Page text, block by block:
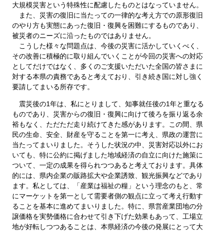
大規模災害という特殊性に配慮したものとはなっていません。
また、災害の復旧に当たっての一律的な考え方での原形復旧
のやり方も実態にあった復旧・復興を困難にするものであり、
被災者のニーズに沿ったものではありません。
こうした様々な問題点は、今後の災害に活かしていくべく、
その改善に積極的に取り組んでいくことが今回の災害への対応
としてだけではなく、多くのご支援いただいた全国の皆さまに
対する本県の責務であると考えており、引き続き国に対し強く
要請してまいる所存です。
震災後の1年は、私にとりまして、知事就任後の1年と重なる
ものであり、災害からの復旧・復興に向けて後ろを振り返る余
裕もなく、ただただ走り続けてきた感があります。この間、県
民の生命、安全、財産を守ることを第一に考え、県政の運営に
当たってまいりました。そうした状況の中、災害対応以外にお
いても、特に公約に掲げました地域経済の自立に向けた施策に
ついて、一定の成果を得られつつあると考えております。具体
的には、県内企業の販路拡大や企業誘致、観光振興などであり
ます。私としては、「産業は福祉の糧」という理念のもと、常
にマーケットを第一として需要者側の観点に立って考え行動す
ることを基本に進めてまいりました。特に、県営産業団地の分
譲価格を実勢価格に合わせて引き下げた効果もあって、工場立
地が好転しつつあることは、本県経済の今後の発展にとって大